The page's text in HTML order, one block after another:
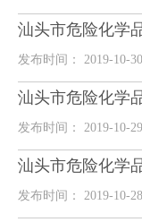
汕头市危险化学
发布时间： 2019-10-30
汕头市危险化学
发布时间： 2019-10-29
汕头市危险化学
发布时间： 2019-10-28